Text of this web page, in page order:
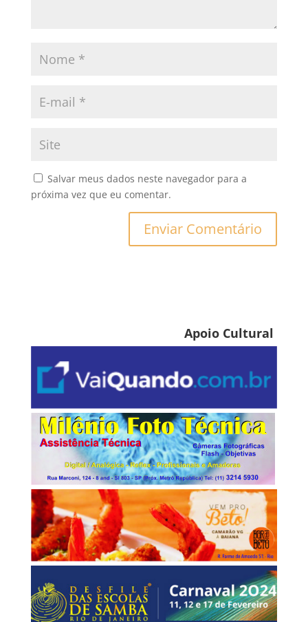
Salvar meus dados neste navegador para a
próxima vez que eu comentar.
Apoio Cultural